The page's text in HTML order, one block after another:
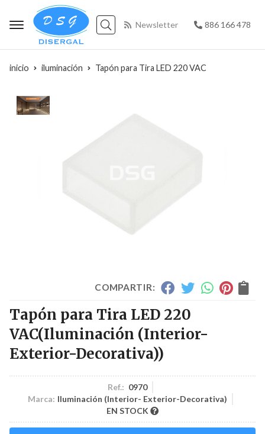
Buscar
Newsletter 886 166 478
inicio iluminación Tapón para Tira LED 220 VAC
COMPARTIR:
Tapón para Tira LED 220
VAC(Iluminación (Interior-
Exterior-Decorativa))
Ref.: 0970
Marca: Iluminación (Interior- Exterior-Decorativa)
EN STOCK